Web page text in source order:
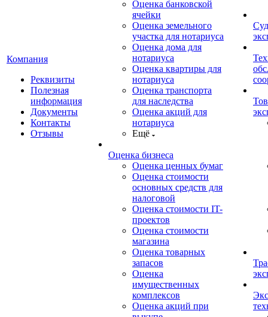
Компания
Реквизиты
Полезная
информация
Документы
Контакты
Отзывы
Оценка банковской
ячейки
Оценка земельного
участка для нотариуса
Оценка дома для
нотариуса
Оценка квартиры для
нотариуса
Оценка транспорта
для наследства
Оценка акций для
нотариуса
Ещё
Оценка бизнеса
Оценка ценных бумаг
Оценка стоимости
основных средств для
налоговой
Оценка стоимости IT-
проектов
Оценка стоимости
магазина
Оценка товарных
запасов
Оценка
имущественных
комплексов
Оценка акций при